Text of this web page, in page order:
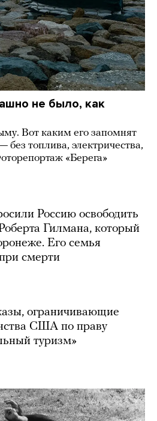
не было, как
Вот каким его запомнят
без топлива, электричества,
«Берега»
Россию освободить
Гилмана, который
Его семья
смерти
ограничивающие
США по праву
туризм»